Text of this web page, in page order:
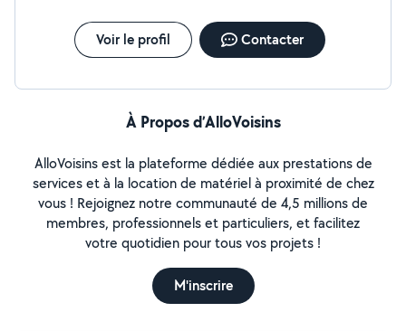
Voir le profil Contacter
À Propos d’AlloVoisins
AlloVoisins est la plateforme dédiée aux prestations de
services et à la location de matériel à proximité de chez
vous ! Rejoignez notre communauté de 4,5 millions de
membres, professionnels et particuliers, et facilitez
votre quotidien pour tous vos projets !
M'inscrire